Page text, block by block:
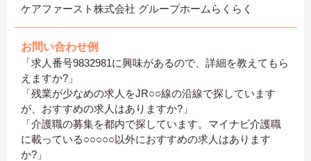
ケアファースト株式会社 グループホームらくらく
お問い合わせ例
「求人番号9832981に興味があるので、詳細を教えてもら
えますか?」
「残業が少なめの求人をJR○○線の沿線で探しています
が、おすすめの求人はありますか?」
「介護職の募集を都内で探しています。マイナビ介護職
に載っている○○○○○以外におすすめの求人はあります
か?」